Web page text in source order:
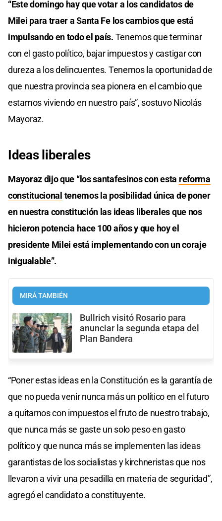
“Este domingo hay que votar a los candidatos de
Milei para traer a Santa Fe los cambios que está
impulsando en todo el país. Tenemos que terminar
con el gasto político, bajar impuestos y castigar con
dureza a los delincuentes. Tenemos la oportunidad de
que nuestra provincia sea pionera en el cambio que
estamos viviendo en nuestro país”, sostuvo Nicolás
Mayoraz.
Ideas liberales
Mayoraz dijo que “los santafesinos con esta reforma
constitucional tenemos la posibilidad única de poner
en nuestra constitución las ideas liberales que nos
hicieron potencia hace 100 años y que hoy el
presidente Milei está implementando con un coraje
inigualable”.
MIRÁ TAMBIÉN
Bullrich visitó Rosario para
anunciar la segunda etapa del
Plan Bandera
“Poner estas ideas en la Constitución es la garantía de
que no pueda venir nunca más un político en el futuro
a quitarnos con impuestos el fruto de nuestro trabajo,
que nunca más se gaste un solo peso en gasto
político y que nunca más se implementen las ideas
garantistas de los socialistas y kirchneristas que nos
llevaron a vivir una pesadilla en materia de seguridad”,
agregó el candidato a constituyente.